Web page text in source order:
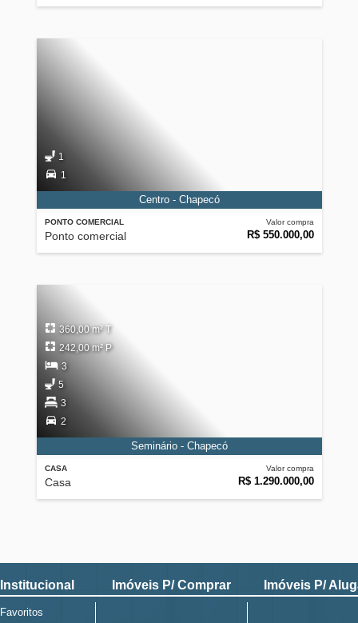
PONTO COMERCIAL
Ponto comercial
Valor compra
R$ 550.000,00
1
1
Centro - Chapecó
CASA
Casa
Valor compra
R$ 1.290.000,00
360,00 m² T
242,00 m² P
3
5
3
2
Seminário - Chapecó
Institucional
Favoritos
Imóveis P/ Comprar Imóveis P/